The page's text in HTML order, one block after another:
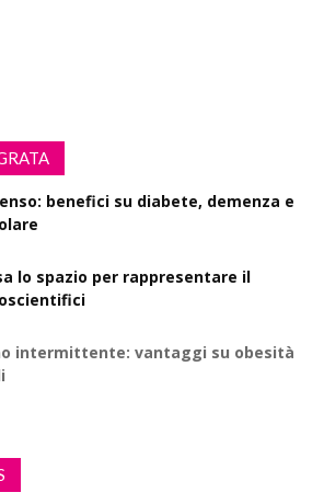
benefici su diabete, demenza e
lo spazio per rappresentare il
intermittente: vantaggi su obesità